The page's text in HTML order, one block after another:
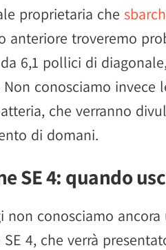
proprietaria che
anteriore troveremo
6,1 pollici di
Non conosciamo invece
che verranno
di domani.
SE 4: quando
non conosciamo
SE 4, che verrà